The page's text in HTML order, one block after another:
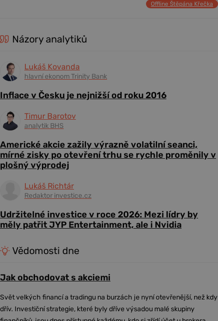
Offline Štěpána Křečka
Názory analytiků
Lukáš Kovanda
hlavní ekonom Trinity Bank
Inflace v Česku je nejnižší od roku 2016
Timur Barotov
analytik BHS
Americké akcie zažily výrazně volatilní seanci,
mírné zisky po otevření trhu se rychle proměnily v
plošný výprodej
Lukáš Richtár
Redaktor investice.cz
Udržitelné investice v roce 2026: Mezi lídry by
měly patřit JYP Entertainment, ale i Nvidia
Vědomosti dne
Jak obchodovat s akciemi
Svět velkých financí a tradingu na burzách je nyní otevřenější, než kdy
dřív. Investiční strategie, které byly dříve výsadou malé skupiny